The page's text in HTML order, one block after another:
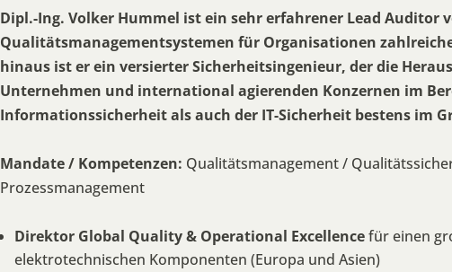
Dipl.-Ing. Volker Hummel ist ein sehr erfahrener Lead Auditor
Qualitätsmanagementsystemen für Organisationen
hinaus ist er ein versierter Sicherheitsingenieur, der die
Unternehmen und international agierenden Konzernen im
Informationssicherheit als auch der IT-Sicherheit bestens im
Mandate / Kompetenzen: Qualitätsmanagement /
Prozessmanagement
Direktor Global Quality & Operational Excellencefür einen
elektrotechnischen Komponenten (Europa und Asien)